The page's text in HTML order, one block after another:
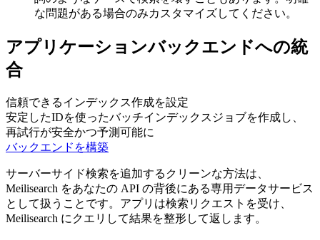
な問題がある場合のみカスタマイズしてください。
アプリケーションバックエンドへの統
合
信頼できるインデックス作成を設定
安定したIDを使ったバッチインデックスジョブを作成し、
再試行が安全かつ予測可能に
バックエンドを構築
サーバーサイド検索を追加するクリーンな方法は、
Meilisearch をあなたの API の背後にある専用データサービス
として扱うことです。アプリは検索リクエストを受け、
Meilisearch にクエリして結果を整形して返します。